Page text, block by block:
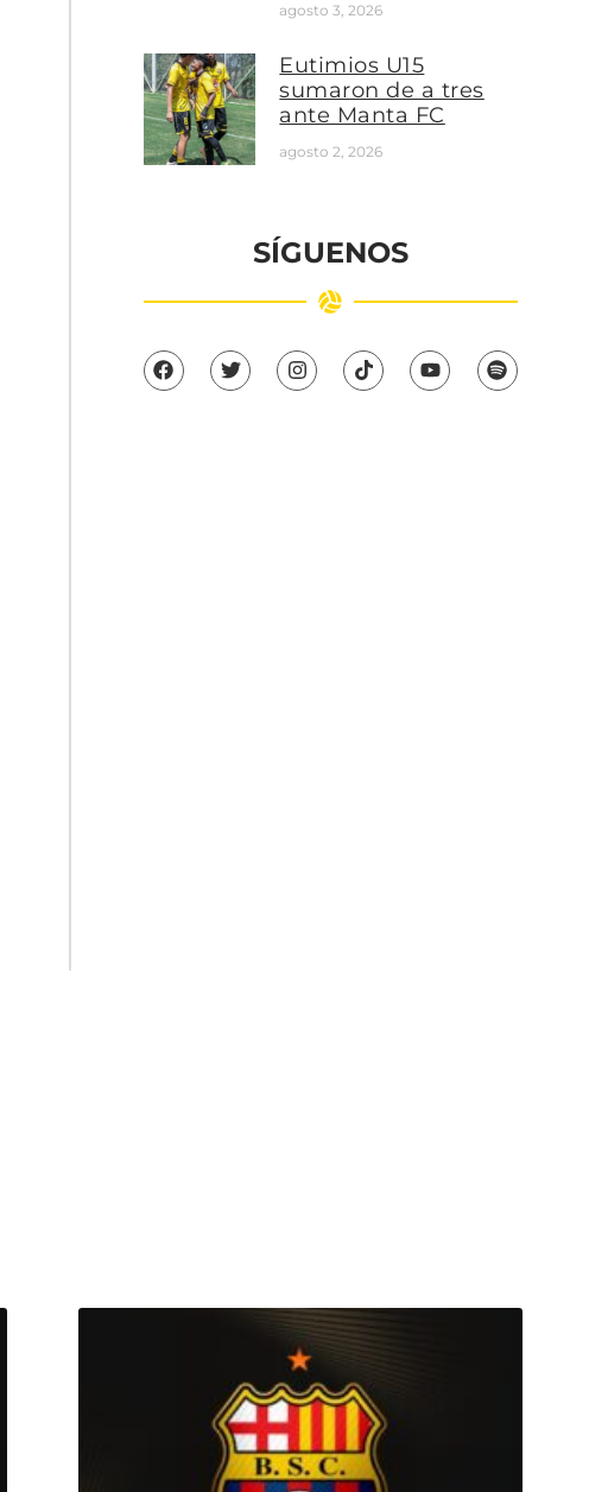
agosto 3, 2026
Eutimios U15
sumaron de a tres
ante Manta FC
agosto 2, 2026
SÍGUENOS